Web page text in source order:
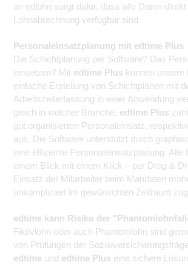
an edlohn sorgt dafür, dass alle Daten direkt
Lohnabrechnung verfügbar sind.
Personaleinsatzplanung mit edtime Plus
Die Schichtplanung per Software? Das
einsetzen? Mit edtime Plus können unsere
einfache Erstellung von Schichtplänen mit
Arbeitszeiterfassung in einer Anwendung
gleich in welcher Branche, edtime Plus
gut organisierten Personaleinsatz,
aus. Die Software unterstützt durch
eine effiziente Personaleinsatzplanung. Alle
einem Blick mit einem Klick – per Drag &
Einsatz der Mitarbeiter beim Mandaten
unkompliziert im gewünschten Zeitraum
edtime kann Risiko der
Fiktivlohn oder auch Phantomlohn sind
von Prüfungen der
edtime und edtime Plus eine sichere